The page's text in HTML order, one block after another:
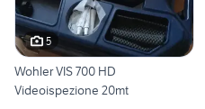
5
Wohler VIS 700 HD
Videoispezione 20mt